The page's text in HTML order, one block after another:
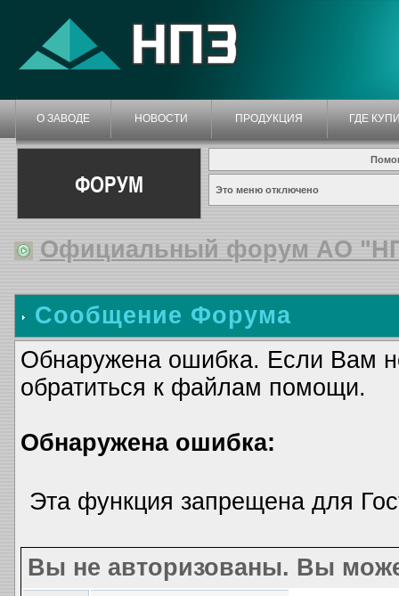
О ЗАВОДЕ НОВОСТИ ПРОДУКЦИЯ ГДЕ
ФОРУМ Это меню отключено
Официальный форум АО
Сообщение Форума
Обнаружена ошибка. Если Вам
обратиться к файлам помощи.
Обнаружена ошибка:
Эта функция запрещена для
Вы не авторизованы. Вы